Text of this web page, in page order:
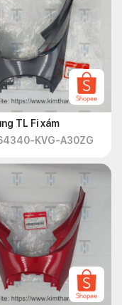
TL Fi xám
KVG-A30ZG